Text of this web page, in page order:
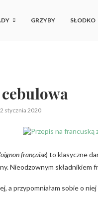
GRZYBY SŁODKO
2 stycznia 2020
française) to klasyczne
Nieodzownym składnikiem
a przypomniałam sobie o